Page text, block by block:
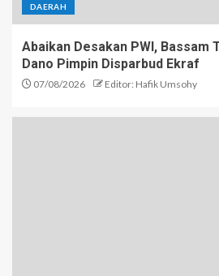
DAERAH
Abaikan Desakan PWI, Bassam
Dano Pimpin Disparbud Ekraf
07/08/2026 Editor: Hafik Umsohy